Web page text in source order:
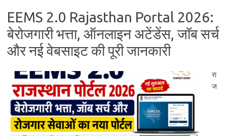
EEMS 2.0 Rajasthan Portal 2026:
बेरोजगारी भत्ता, ऑनलाइन अटेंडेंस, जॉब सर्च
और नई वेबसाइट की पूरी जानकारी
रा
ज